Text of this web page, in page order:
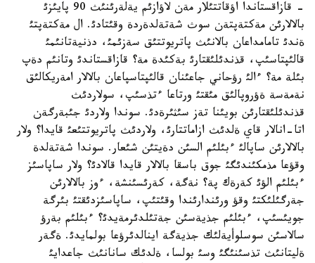
- قازاقستاندا اؤقاتتئلار مةن لاؤازئم يةلةرئنئث 90 پايئزئ
بالالارئن مةكتةپتةن سوث شةتةلدةردة وقئتادئ. ال مةكتةپتئ
ةندئ تامامداعان بالانئث پاتريوتتئق سةزئمئ، دذنيةتانئمئ
قالئپتاسئپ، قذندئلئقتارئ بةكئدة مة؟ قازاقستاندئ وتانئم دةپ
بئلة مة؟ ءالئ رؤحاني جاعئنان قالئپتاسپاعان بالالار امةريكالئق
نةمةسة ةؤروپالئق مئقتئ ورتاعا ءتذسئپ، سولاردئث
قذندئلئقتارئن بويئنا تةز سئثئرةدئ. سوندا ولاردئ جئبةرگةن
اتا-انالار قاي ةلدئث ازاماتتارئ، ولاردئث پاتريوتتئعئ قايدا؟ ولار
بالالارئن ساپالئ ءبئلئم السئن دةيتئن شئعار. سوندا شةتةلدة
وقؤعا مذمكئندئگئ جوق باسقا بالالار قايدا قالادئ؟ ولار ساپاسئز
ءبئلئم الؤئ كةرةك پة؟ نةگة، كةرئسئنشة، ءوز بالالارئن
جةرگئلئكتئ وقؤ ورئندارئندا وقئتئپ، ساپاسئزدئقتئ بئرگة
جويئسئپ، ءبئلئم جذيةسئن جةتئلدئرمةيدئ؟ ءبئلئم بةرؤ
سالاسئن سوسلوأيةلئك جذيةگة اينالدئرؤعا بولمايدئ. ةگةر
ةليتانئث تذسئنئگئ وسئ بولسا، ةلدئك سانانئث جاعدايئ